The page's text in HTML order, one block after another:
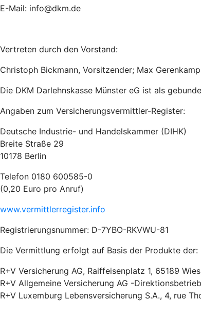
E-Mail: info@dkm.de
Vertreten durch den Vorstand:
Christoph Bickmann, Vorsitzender; Max Gerenkamp
Die DKM Darlehnskasse Münster eG ist als
Angaben zum Versicherungsvermittler-Register:
Deutsche Industrie- und Handelskammer (DIHK)
Breite Straße 29
10178 Berlin
Telefon 0180 600585-0
(0,20 Euro pro Anruf)
www.vermittlerregister.info
Registrierungsnummer: D-7YBO-RKVWU-81
Die Vermittlung erfolgt auf Basis der Produkte der:
R+V Versicherung AG, Raiffeisenplatz 1, 65189
R+V Allgemeine Versicherung AG -
R+V Luxemburg Lebensversicherung S.A., 4, rue